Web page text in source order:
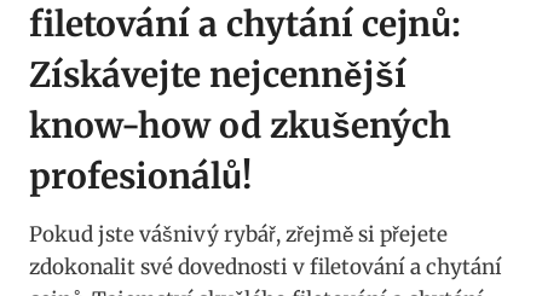
filetování a chytání cejnů:
Získávejte nejcennější
know-how od zkušených
profesionálů!
Pokud jste vášnivý rybář, zřejmě si přejete
zdokonalit své dovednosti v filetování a chytání